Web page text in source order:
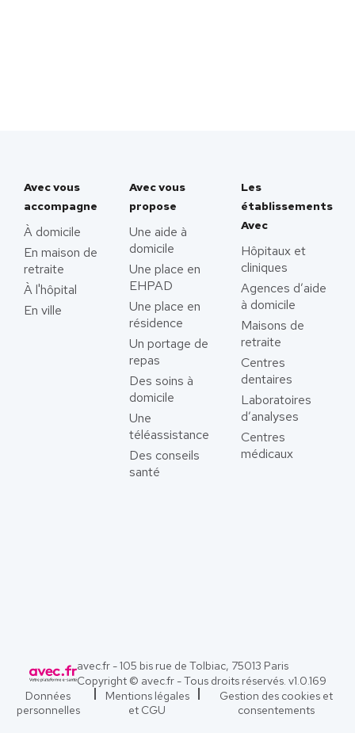
Avec vous
accompagne
À domicile
En maison de
retraite
À l'hôpital
En ville
Avec vous
propose
Une aide à
domicile
Une place en
EHPAD
Une place en
résidence
Un portage de
repas
Des soins à
domicile
Une
téléassistance
Des conseils
santé
Les
établissements
Avec
Hôpitaux et
cliniques
Agences d’aide
à domicile
Maisons de
retraite
Centres
dentaires
Laboratoires
d’analyses
Centres
médicaux
avec.fr - 105 bis rue de Tolbiac, 75013 Paris
Copyright © avec.fr - Tous droits réservés. v1.0.169
Données
personnelles
Mentions légales
et CGU
Gestion des cookies et
consentements